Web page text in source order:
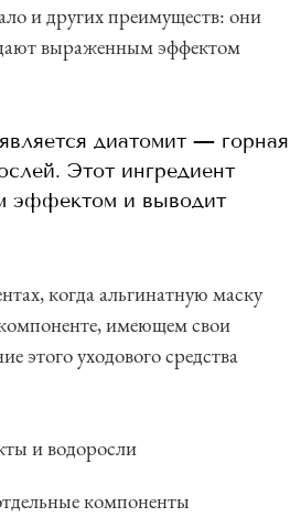
и других преимуществ: они
выраженным эффектом
диатомит — горная
Этот ингредиент
эффектом и выводит
когда альгинатную маску
имеющем свои
этого уходового средства
и водоросли
компоненты